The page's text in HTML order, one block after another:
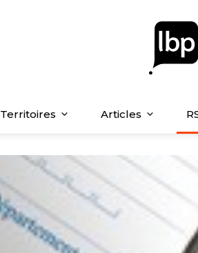
Territoires Articles